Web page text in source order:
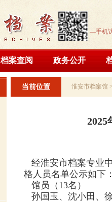
—手机
档案查阅 政务公开
当前位置 淮安市档案馆
2025
经淮安市档案专业
格人员名单公示如下
馆员（13名）
孙国玉、沈小田、